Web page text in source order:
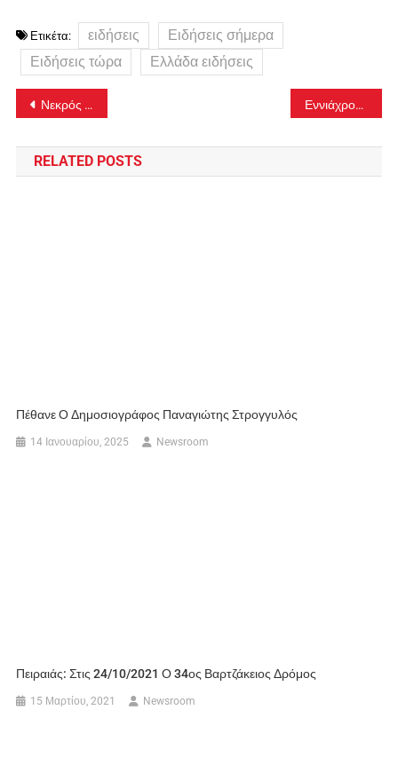
Ετικέτα: ειδήσεις
Ειδήσεις σήμερα
Ειδήσεις τώρα
Ελλάδα ειδήσεις
άρθρων
Νεκρός βρέθηκε 57χρονος ερασιτέχνης ψαράς στο Πόρτο Λάγος Εννιάχρονος βρέθηκε να περιπλανιέται μόνος στο κέντρο της Αθήνας
RELATED POSTS
Πέθανε Ο Δημοσιογράφος Παναγιώτης Στρογγυλός
14 Ιανουαρίου, 2025 Newsroom
Πειραιάς: Στις 24/10/2021 Ο 34ος Βαρτζάκειος Δρόμος
15 Μαρτίου, 2021 Newsroom